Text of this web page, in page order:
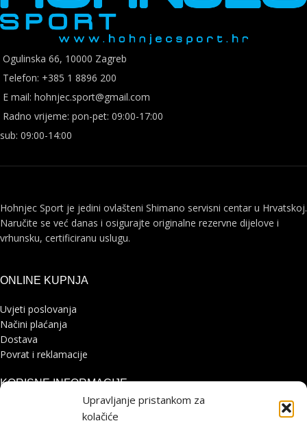
Upravljanje pristankom za
kolačiće
Ogulinska 66, 10000 Zagreb
Telefon: +385 1 8896 200
E mail: hohnjec.sport@gmail.com
Radno vrijeme: pon-pet: 09:00-17:00
sub: 09:00-14:00
Hohnjec Sport je jedini ovlašteni Shimano servisni centar u Hrvatskoj.
Naručite se već danas i osigurajte originalne rezervne dijelove i
vrhunsku, certificiranu uslugu.
ONLINE KUPNJA
Uvjeti poslovanja
Načini plaćanja
Dostava
Povrat i reklamacije
KORISNE INFORMACIJE
Zaštita osobnih podataka